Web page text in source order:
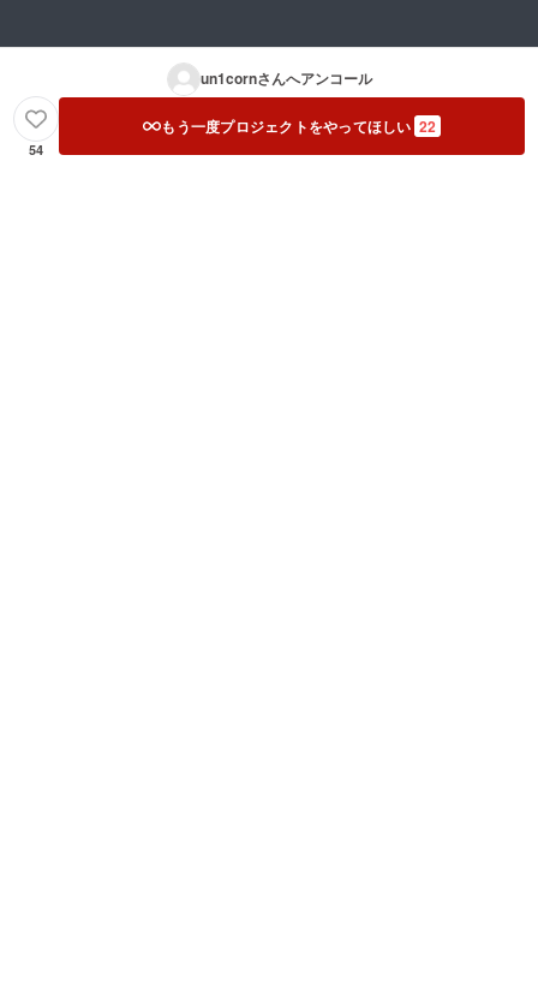
un1cornさんへアンコール
54
もう一度プロジェクトをやってほしい 22